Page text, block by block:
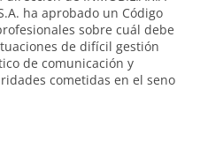
S.A. ha aprobado un Código
sobre cuál debe
de difícil gestión
de comunicación y
cometidas en el seno